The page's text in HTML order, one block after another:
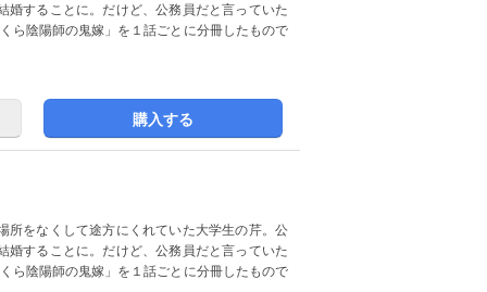
婚することに。だけど、公務員だと言っていた
ら陰陽師の鬼嫁」を１話ごとに分冊したもので
購入する
所をなくして途方にくれていた大学生の芹。公
婚することに。だけど、公務員だと言っていた
ら陰陽師の鬼嫁」を１話ごとに分冊したもので